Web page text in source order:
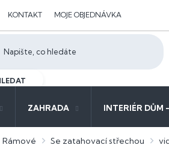
KONTAKT MOJE OBJEDNÁVKA
ZAHRADA INTERIÉR DŮM
Rámové Se zatahovací střechou